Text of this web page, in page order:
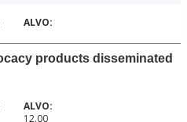
products disseminated
12.00